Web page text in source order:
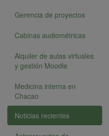
Gerencia de proyectos
Cabinas audiométricas
Alquiler de aulas virtuales
y gestión Moodle
Medicina interna en
Chacao
Noticias recientes